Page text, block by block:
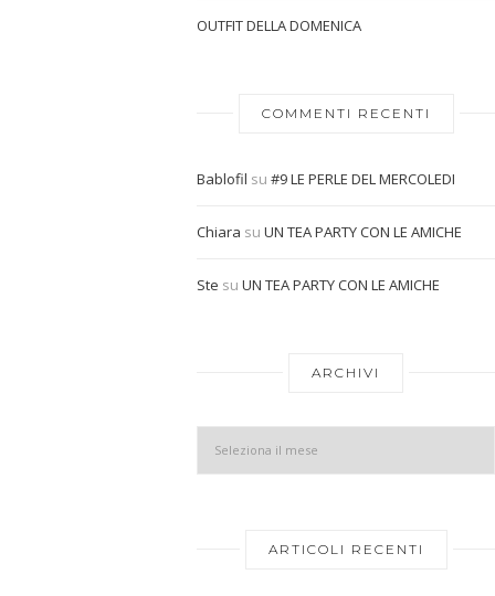
OUTFIT DELLA DOMENICA
COMMENTI RECENTI
Bablofil su #9 LE PERLE DEL MERCOLEDI
Chiara su UN TEA PARTY CON LE AMICHE
Ste su UN TEA PARTY CON LE AMICHE
ARCHIVI
ARTICOLI RECENTI